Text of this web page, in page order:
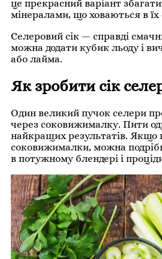
це прекрасний варіант
мінералами, що ховаються в їх
Селеровий сік — справді
можна додати кубик льоду і
або лайма.
Як зробити сік
Один великий пучок селери
через соковижималку. Пити
найкращих результатів. Якщо
соковижималки, можна
в потужному блендері і